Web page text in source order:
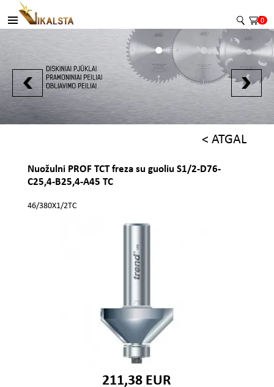
0
< ATGAL
Nuožulni PROF TCT freza su guoliu S1/2-D76-
C25,4-B25,4-A45 TC
46/380X1/2TC
211,38 EUR